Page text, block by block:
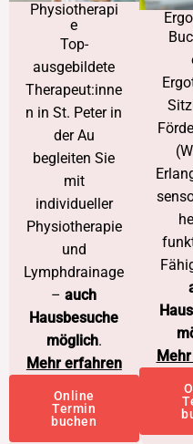
Physiotherapi
e
Top-
ausgebildete
Therapeut:inne
n in St. Peter in
der Au
begleiten Sie
mit
individueller
Physiotherapie
und
Lymphdrainage
–auch
Hausbesuche
möglich.
Mehr erfahren
Online
Termin
buchen